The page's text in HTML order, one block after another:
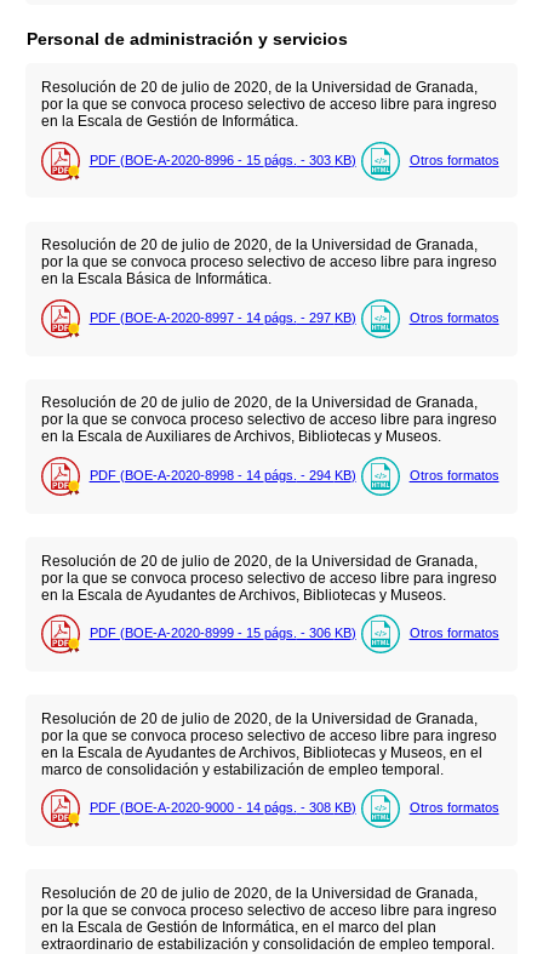
Personal de administración y servicios
Resolución de 20 de julio de 2020, de la Universidad de Granada,
por la que se convoca proceso selectivo de acceso libre para ingreso
en la Escala de Gestión de Informática.
PDF (BOE-A-2020-8996 - 15 págs. - 303 KB) Otros formatos
Resolución de 20 de julio de 2020, de la Universidad de Granada,
por la que se convoca proceso selectivo de acceso libre para ingreso
en la Escala Básica de Informática.
PDF (BOE-A-2020-8997 - 14 págs. - 297 KB) Otros formatos
Resolución de 20 de julio de 2020, de la Universidad de Granada,
por la que se convoca proceso selectivo de acceso libre para ingreso
en la Escala de Auxiliares de Archivos, Bibliotecas y Museos.
PDF (BOE-A-2020-8998 - 14 págs. - 294 KB) Otros formatos
Resolución de 20 de julio de 2020, de la Universidad de Granada,
por la que se convoca proceso selectivo de acceso libre para ingreso
en la Escala de Ayudantes de Archivos, Bibliotecas y Museos.
PDF (BOE-A-2020-8999 - 15 págs. - 306 KB) Otros formatos
Resolución de 20 de julio de 2020, de la Universidad de Granada,
por la que se convoca proceso selectivo de acceso libre para ingreso
en la Escala de Ayudantes de Archivos, Bibliotecas y Museos, en el
marco de consolidación y estabilización de empleo temporal.
PDF (BOE-A-2020-9000 - 14 págs. - 308 KB) Otros formatos
Resolución de 20 de julio de 2020, de la Universidad de Granada,
por la que se convoca proceso selectivo de acceso libre para ingreso
en la Escala de Gestión de Informática, en el marco del plan
extraordinario de estabilización y consolidación de empleo temporal.